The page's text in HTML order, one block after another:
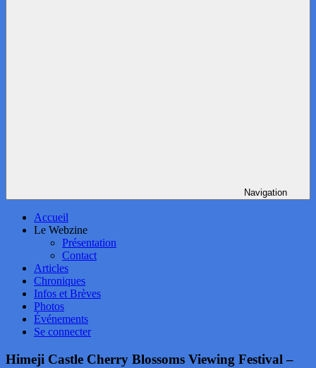
Navigation
Accueil
Le Webzine
Présentation
Contact
Articles
Chroniques
Infos et Brèves
Photos
Événements
Se connecter
Himeji Castle Cherry Blossoms Viewing Festival –